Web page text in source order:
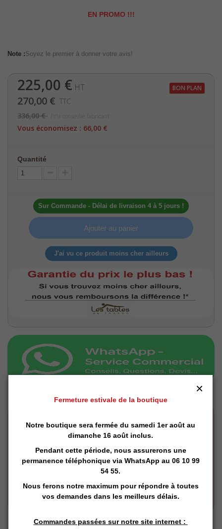
EN PROMO !!!
Note :Soyez le premier à donner votre avis!
225,00 € HT BON PLAN
270,00 € TTC
336,00 €
Vous économisez : 66,00 €
Quantité
Sur Commande - Délai de livraison 4 à 5 jours !
Ajouter au panier
J'ai vu ce produit moins cher ailleurs
Fermeture estivale de la boutique
Notre boutique sera fermée du samedi 1er août au
dimanche 16 août inclus.
Pendant cette période, nous assurerons une
permanence téléphonique via WhatsApp au 06 10 99
54 55.
Nous ferons notre maximum pour répondre à toutes
vos demandes dans les meilleurs délais.
Commandes passées sur notre site internet :
×